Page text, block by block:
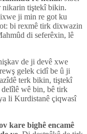
nikarin tiştekî bikin.
ji min re got ku
bi rexmê tirk dixwazin
di seferêxin, lê
de ji devê xwe
gelek cidî be û ji
terk bikin, tiştekî
wê bin, bê tirk
li Kurdistanê çiqwasî
kare bighê encamê